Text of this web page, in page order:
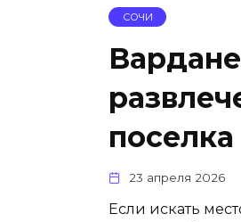
СОЧИ
поселка
23 апреля 2026
Если искать